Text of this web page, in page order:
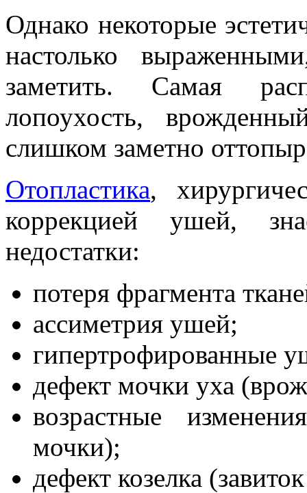
Однако некоторые
настолько
заметить. Самая
лопоухость,
слишком заметно
Отопластика,
коррекцией ушей,
недостатки:
потеря фрагмента
ассиметрия ушей;
гипертрофированные
дефект мочки уха
возрастные
мочки);
дефект козелка